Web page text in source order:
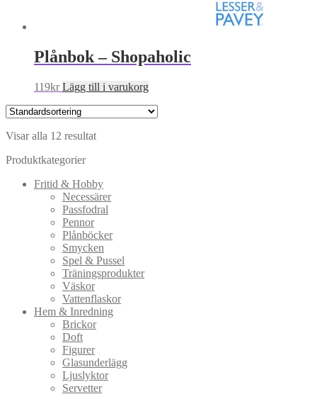
Plånbok – Shopaholic
119kr Lägg till i varukorg
Visar alla 12 resultat
Produktkategorier
Fritid & Hobby
Necessärer
Passfodral
Pennor
Plånböcker
Smycken
Spel & Pussel
Träningsprodukter
Väskor
Vattenflaskor
Hem & Inredning
Brickor
Doft
Figurer
Glasunderlägg
Ljuslyktor
Servetter